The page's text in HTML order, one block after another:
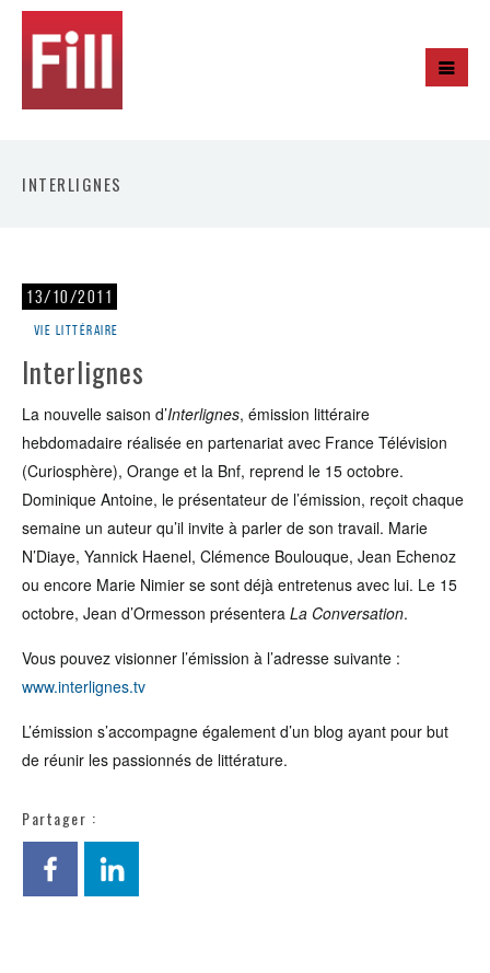
INTERLIGNES
13/10/2011
Vie littéraire
Interlignes
La nouvelle saison d’Interlignes, émission littéraire
hebdomadaire réalisée en partenariat avec France Télévision
(Curiosphère), Orange et la Bnf, reprend le 15 octobre.
Dominique Antoine, le présentateur de l’émission, reçoit chaque
semaine un auteur qu’il invite à parler de son travail. Marie
N’Diaye, Yannick Haenel, Clémence Boulouque, Jean Echenoz
ou encore Marie Nimier se sont déjà entretenus avec lui. Le 15
octobre, Jean d’Ormesson présentera La Conversation.
Vous pouvez visionner l’émission à l’adresse suivante :
www.interlignes.tv
L’émission s’accompagne également d’un blog ayant pour but
de réunir les passionnés de littérature.
Partager :